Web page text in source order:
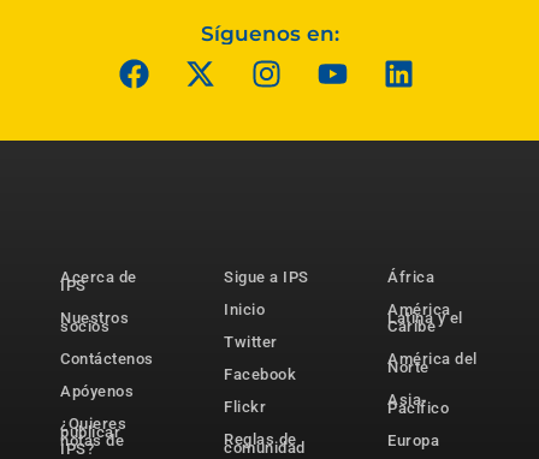
Síguenos en:
Acerca de
IPS
Nuestros
socios
Contáctenos
Apóyenos
¿Quieres
publicar
notas de
IPS?
Sigue a IPS
Inicio
Twitter
Facebook
Flickr
Reglas de
comunidad
África
América
Latina y el
Caribe
América del
Norte
Asia-
Pacífico
Europa